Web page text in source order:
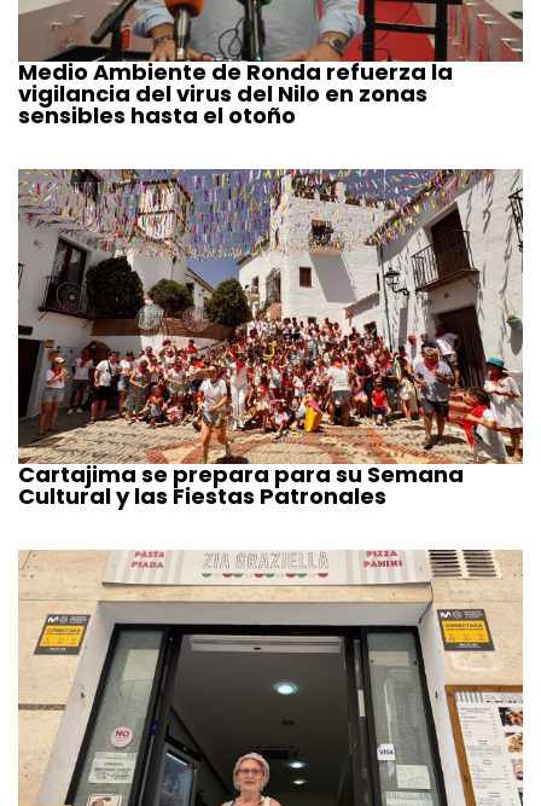
Medio Ambiente de Ronda refuerza la
vigilancia del virus del Nilo en zonas
sensibles hasta el otoño
Cartajima se prepara para su Semana
Cultural y las Fiestas Patronales